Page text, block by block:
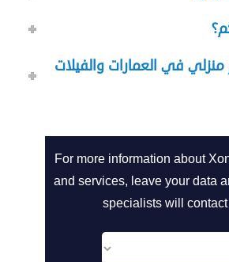
في العمارات والفيلات
For more information about
and services, leave your data
specialists will